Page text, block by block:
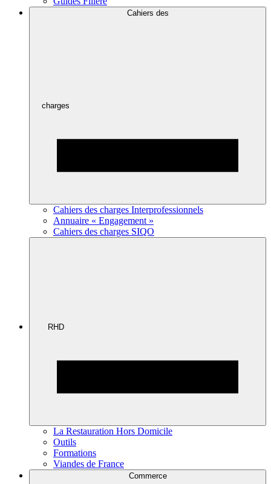
Cahiers des
charges
Cahiers des charges Interprofessionnels
Annuaire « Engagement »
Cahiers des charges SIQO
RHD
La Restauration Hors Domicile
Outils
Formations
Viandes de France
Commerce